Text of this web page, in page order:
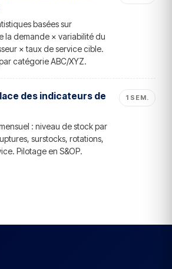
basées sur
la demande × variabilité du
× taux de service cible.
catégorie ABC/XYZ.
des indicateurs de
: niveau de stock par
surstocks, rotations,
Pilotage en S&OP.
1 SEM.